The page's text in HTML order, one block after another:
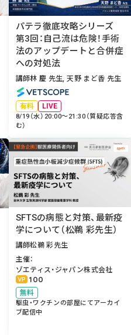
パテラ徹底攻略シリーズ
第3回：自己流は危険！手術
法のアップデートと合併症
への対処法
講師林 慶 先生, 天野 まど香 先生
有料
LIVE
8/19（水）20:00～21:30（質疑応答含
む）
SFTSの病態と対策、最新疫
学について（松鵜 彩先生）
講師松鵜 彩先生
主催
ゾエティス・ジャパン株式会社
VP 100
無料
駆虫・ワクチンの部屋にてアーカイ
ブ配信中